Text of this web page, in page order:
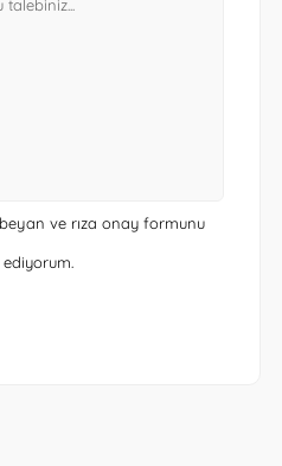
ve rıza onay formunu